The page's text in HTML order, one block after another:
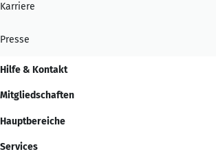
Karriere
Presse
Hilfe & Kontakt
Mitgliedschaften
Hauptbereiche
Services